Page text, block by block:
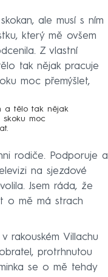
ale musí s ním
který mě ovšem
Z vlastní
tak nějak pracuje
moc přemýšlet,
a tělo tak nějak
moc
rodiče. Podporuje a
na sjezdové
Jsem ráda, že
o mě má strach
rakouském Villachu
protrhnutou
se o mě tehdy